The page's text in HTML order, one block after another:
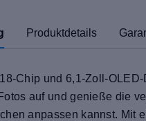
Produktdetails
Chip und 6,1-Zoll-
auf und genieße die
anpassen kannst. Mit